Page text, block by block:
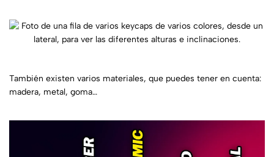
También existen varios materiales, que puedes tener en cuenta:
madera, metal, goma…